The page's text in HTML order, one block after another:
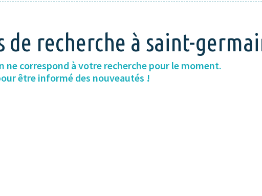
de recherche à saint-
ne correspond à votre recherche pour le moment.
être informé des nouveautés !